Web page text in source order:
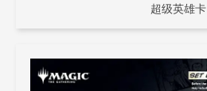
超级英雄卡